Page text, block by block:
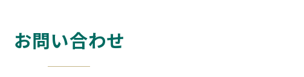
お問い合わせ